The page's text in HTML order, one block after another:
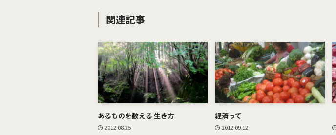
関連記事
あるものを数える 生き方
2012.08.25
経済って
2012.09.12